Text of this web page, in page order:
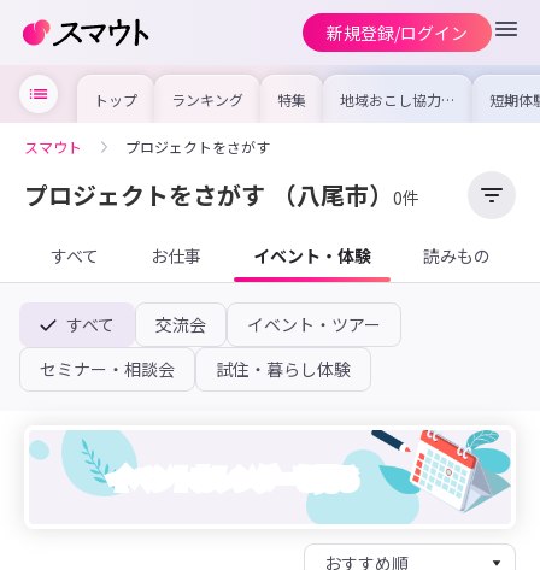
新規登録/ログイン
トップ ランキング 特集 地域おこし協力隊
の求人やイベント
を集めました！仕
けよう
短期体
り〜数
域を知
スマウト プロジェクトをさがす
プロジェクトをさがす （八尾市） 0件
すべて お仕事 イベント・体験 読みもの
すべて 交流会
イベント・ツアー
セミナー・相談会
試住・暮らし体験
イベントカレンダーを見る